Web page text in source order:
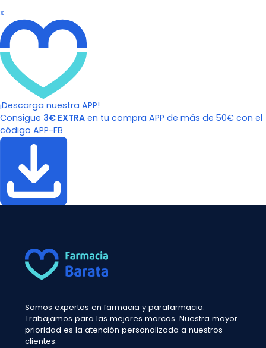
x
¡Descarga nuestra APP!
Consigue 3€ EXTRA en tu compra APP de más de 50€ con el
código APP-FB
Somos expertos en farmacia y parafarmacia.
Trabajamos para las mejores marcas. Nuestra mayor
prioridad es la atención personalizada a nuestros
clientes.